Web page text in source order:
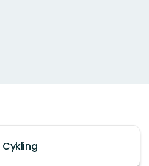
Cykling